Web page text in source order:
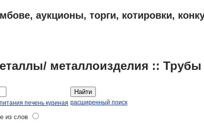
аукционы, торги, котировки,
металлоизделия :: Трубы
Найти
печень куриная расширенный поиск
из слов